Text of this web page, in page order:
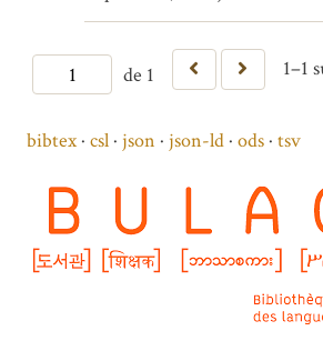
de 1 1–1
bibtex csl json json-ld ods tsv